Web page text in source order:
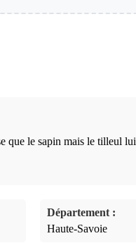
le sapin mais le tilleul
Département :
Haute-Savoie